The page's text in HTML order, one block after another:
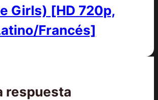
Girls) [HD 720p,
Francés]
respuesta